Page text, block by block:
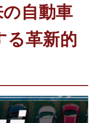
自動車
る革新的